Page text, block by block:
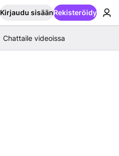
Kirjaudu sisäänRekisteröidy
Chattaile videoissa